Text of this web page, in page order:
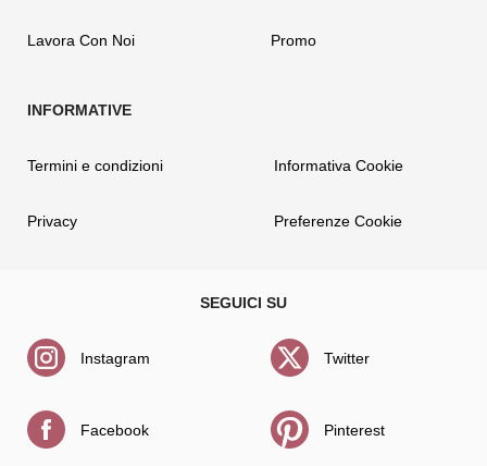
Lavora Con Noi Promo
Termini e condizioni
Privacy
Informativa Cookie
Preferenze Cookie
Instagram
Facebook
Twitter
Pinterest